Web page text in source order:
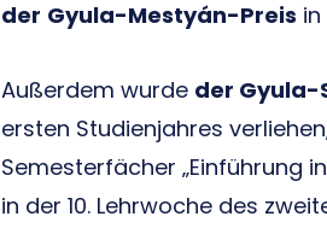
der Gyula-Mestyán-Preis
Außerdem wurde der Gyula-
ersten Studienjahres
Semesterfächer „Einführung
in der 10. Lehrwoche des